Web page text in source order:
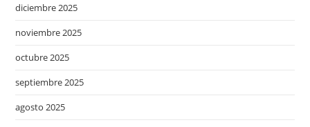
diciembre 2025
noviembre 2025
octubre 2025
septiembre 2025
agosto 2025